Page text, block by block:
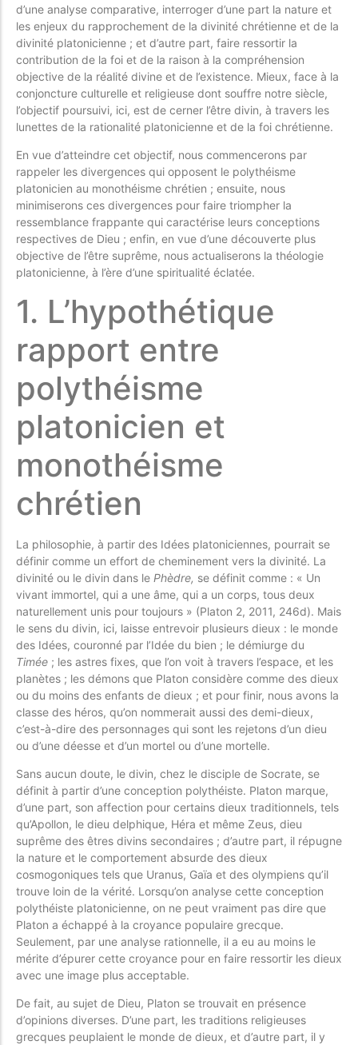
d’une analyse comparative, interroger d’une part la nature et
les enjeux du rapprochement de la divinité chrétienne et de la
divinité platonicienne ; et d’autre part, faire ressortir la
contribution de la foi et de la raison à la compréhension
objective de la réalité divine et de l’existence. Mieux, face à la
conjoncture culturelle et religieuse dont souffre notre siècle,
l’objectif poursuivi, ici, est de cerner l’être divin, à travers les
lunettes de la rationalité platonicienne et de la foi chrétienne.
En vue d’atteindre cet objectif, nous commencerons par
rappeler les divergences qui opposent le polythéisme
platonicien au monothéisme chrétien ; ensuite, nous
minimiserons ces divergences pour faire triompher la
ressemblance frappante qui caractérise leurs conceptions
respectives de Dieu ; enfin, en vue d’une découverte plus
objective de l’être suprême, nous actualiserons la théologie
platonicienne, à l’ère d’une spiritualité éclatée.
1. L’hypothétique
rapport entre
polythéisme
platonicien et
monothéisme
chrétien
La philosophie, à partir des Idées platoniciennes, pourrait se
définir comme un effort de cheminement vers la divinité. La
divinité ou le divin dans le Phèdre, se définit comme : « Un
vivant immortel, qui a une âme, qui a un corps, tous deux
naturellement unis pour toujours » (Platon 2, 2011, 246d). Mais
le sens du divin, ici, laisse entrevoir plusieurs dieux : le monde
des Idées, couronné par l’Idée du bien ; le démiurge du
Timée ; les astres fixes, que l’on voit à travers l’espace, et les
planètes ; les démons que Platon considère comme des dieux
ou du moins des enfants de dieux ; et pour finir, nous avons la
classe des héros, qu’on nommerait aussi des demi-dieux,
c’est-à-dire des personnages qui sont les rejetons d’un dieu
ou d’une déesse et d’un mortel ou d’une mortelle.
Sans aucun doute, le divin, chez le disciple de Socrate, se
définit à partir d’une conception polythéiste. Platon marque,
d’une part, son affection pour certains dieux traditionnels, tels
qu’Apollon, le dieu delphique, Héra et même Zeus, dieu
suprême des êtres divins secondaires ; d’autre part, il répugne
la nature et le comportement absurde des dieux
cosmogoniques tels que Uranus, Gaïa et des olympiens qu’il
trouve loin de la vérité. Lorsqu’on analyse cette conception
polythéiste platonicienne, on ne peut vraiment pas dire que
Platon a échappé à la croyance populaire grecque.
Seulement, par une analyse rationnelle, il a eu au moins le
mérite d’épurer cette croyance pour en faire ressortir les dieux
avec une image plus acceptable.
De fait, au sujet de Dieu, Platon se trouvait en présence
d’opinions diverses. D’une part, les traditions religieuses
grecques peuplaient le monde de dieux, et d’autre part, il y